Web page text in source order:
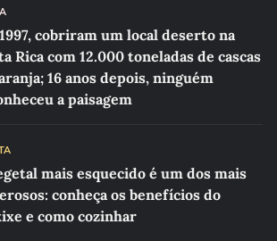
cobriram um local deserto na
Rica com 12.000 toneladas de cascas
16 anos depois, ninguém
a paisagem
mais esquecido é um dos mais
conheça os benefícios do
e como cozinhar